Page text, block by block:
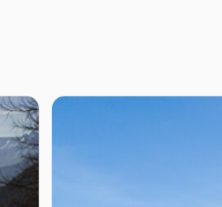
Zur Detailseite von